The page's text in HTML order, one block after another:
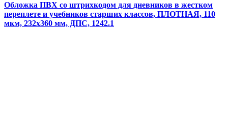
Обложка ПВХ со штрихкодом для дневников в жестком
переплете и учебников старших классов, ПЛОТНАЯ, 110
мкм, 232х360 мм, ДПС, 1242.1